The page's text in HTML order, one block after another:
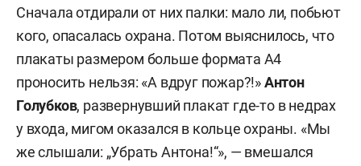
Сначала отдирали от них палки: мало ли, побьют
кого, опасалась охрана. Потом выяснилось, что
плакаты размером больше формата А4
проносить нельзя: «А вдруг пожар?!»Антон
Голубков, развернувший плакат где-то в недрах
у входа, мигом оказался в кольце охраны. «Мы
же слышали: „Убрать Антона!“», — вмешался